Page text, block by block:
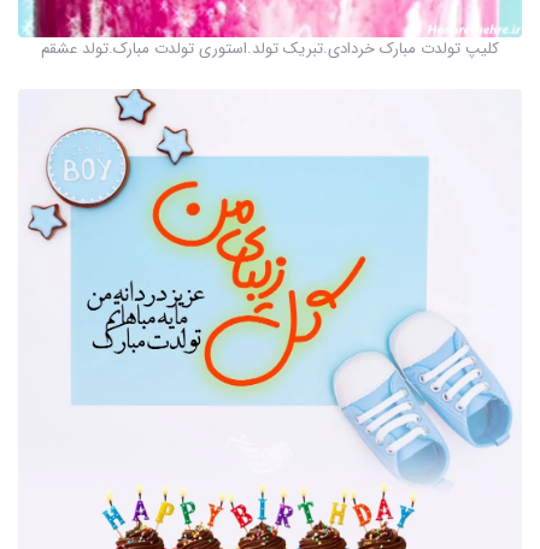
کلیپ تولدت مبارک خردادی.تبریک تولد.استوری تولدت مبارک.تولد عشقم